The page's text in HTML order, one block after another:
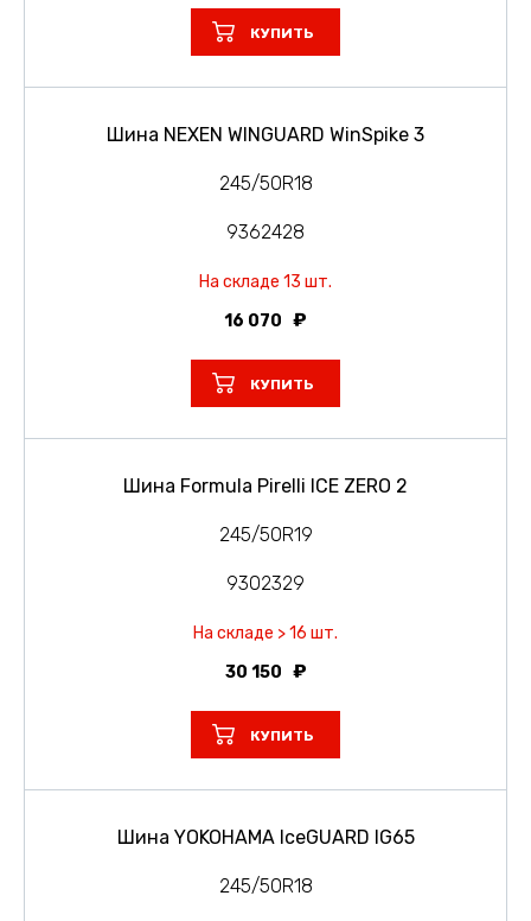
КУПИТЬ
Шина NEXEN WINGUARD WinSpike 3
245/50R18
9362428
На складе 13 шт.
16 070
КУПИТЬ
Шина Formula Pirelli ICE ZERO 2
245/50R19
9302329
На складе > 16 шт.
30 150
КУПИТЬ
Шина YOKOHAMA IceGUARD IG65
245/50R18